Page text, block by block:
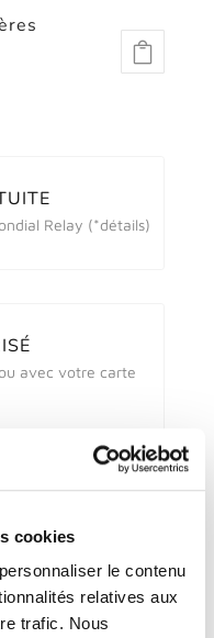
cookies
le contenu
relatives aux
trafic. Nous
Relay (*détails)
avec votre carte
pour vos